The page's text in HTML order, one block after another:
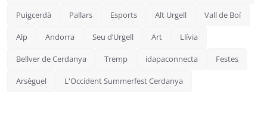
Puigcerdà Pallars Esports Alt Urgell Vall de Boí
Alp Andorra Seu d’Urgell Art Llívia
Bellver de Cerdanya Tremp idapaconnecta Festes
Arsèguel L'Occident Summerfest Cerdanya